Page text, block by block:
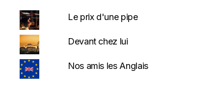
Le prix d'une pipe
Devant chez lui
Nos amis les Anglais